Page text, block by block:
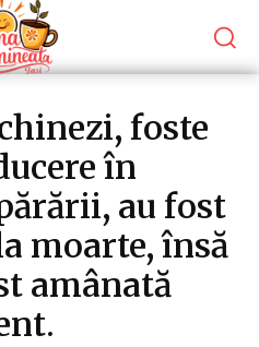
foste
în
au fost
moarte, însă
amânată